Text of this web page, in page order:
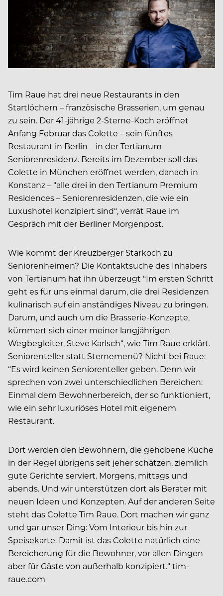
Tim Raue hat drei neue Restaurants in den
Startlöchern – französische Brasserien, um genau
zu sein. Der 41-jährige 2-Sterne-Koch eröffnet
Anfang Februar das Colette – sein fünftes
Restaurant in Berlin – in der Tertianum
Seniorenresidenz. Bereits im Dezember soll das
Colette in München eröffnet werden, danach in
Konstanz – “alle drei in den Tertianum Premium
Residences – Seniorenresidenzen, die wie ein
Luxushotel konzipiert sind“, verrät Raue im
Gespräch mit der Berliner Morgenpost.
Wie kommt der Kreuzberger Starkoch zu
Seniorenheimen? Die Kontaktsuche des Inhabers
von Tertianum hat ihn überzeugt “Im ersten Schritt
geht es für uns einmal darum, die drei Residenzen
kulinarisch auf ein anständiges Niveau zu bringen.
Darum, und auch um die Brasserie-Konzepte,
kümmert sich einer meiner langjährigen
Wegbegleiter, Steve Karlsch“, wie Tim Raue erklärt.
Seniorenteller statt Sternemenü? Nicht bei Raue:
“Es wird keinen Seniorenteller geben. Denn wir
sprechen von zwei unterschiedlichen Bereichen:
Einmal dem Bewohnerbereich, der so funktioniert,
wie ein sehr luxuriöses Hotel mit eigenem
Restaurant.
Dort werden den Bewohnern, die gehobene Küche
in der Regel übrigens seit jeher schätzen, ziemlich
gute Gerichte serviert. Morgens, mittags und
abends. Und wir unterstützen dort als Berater mit
neuen Ideen und Konzepten. Auf der anderen Seite
steht das Colette Tim Raue. Dort machen wir ganz
und gar unser Ding: Vom Interieur bis hin zur
Speisekarte. Damit ist das Colette natürlich eine
Bereicherung für die Bewohner, vor allen Dingen
aber für Gäste von außerhalb konzipiert.“ tim-
raue.com